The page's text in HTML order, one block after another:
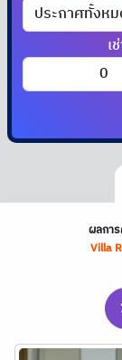
เ
ผลกา
Villa